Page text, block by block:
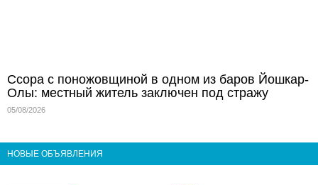
Ссора с поножовщиной в одном из баров Йошкар-
Олы: местный житель заключен под стражу
05/08/2026
НОВЫЕ ОБЪЯВЛЕНИЯ